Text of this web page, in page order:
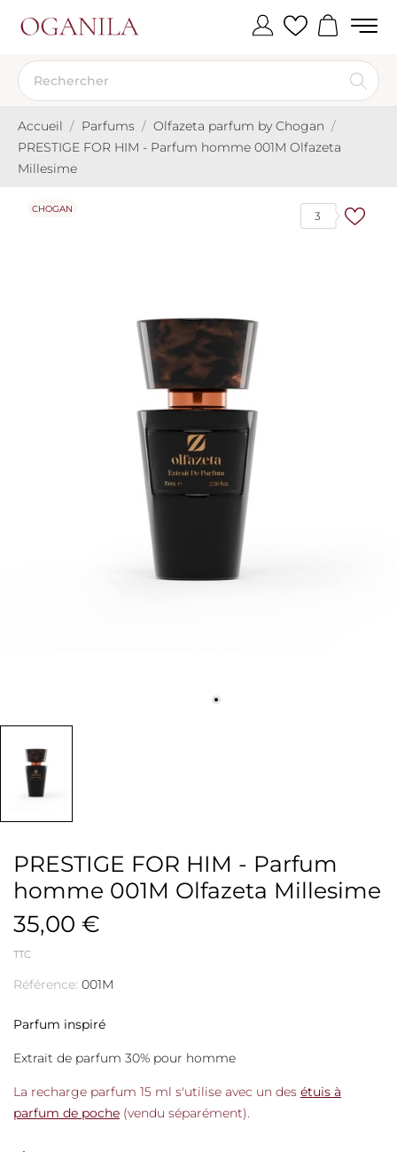
Accueil Parfums
Olfazeta parfum by Chogan
PRESTIGE FOR HIM - Parfum homme 001M Olfazeta
Millesime
3
CHOGAN
PRESTIGE FOR HIM - Parfum
homme 001M Olfazeta Millesime
35,00 €
TTC
Référence: 001M
Parfum inspiré
Extrait de parfum 30% pour homme
La recharge parfum 15 ml s'utilise avec un des étuis à
parfum de poche (vendu séparément).